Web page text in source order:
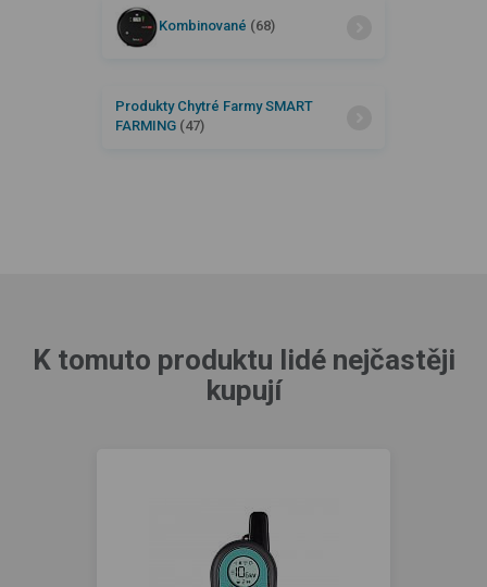
Kombinované (68)
Produkty Chytré Farmy SMART
FARMING (47)
K tomuto produktu lidé nejčastěji
kupují